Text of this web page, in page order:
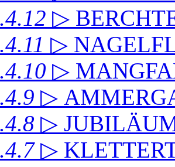
▷
▷
▷
▷
▷
▷